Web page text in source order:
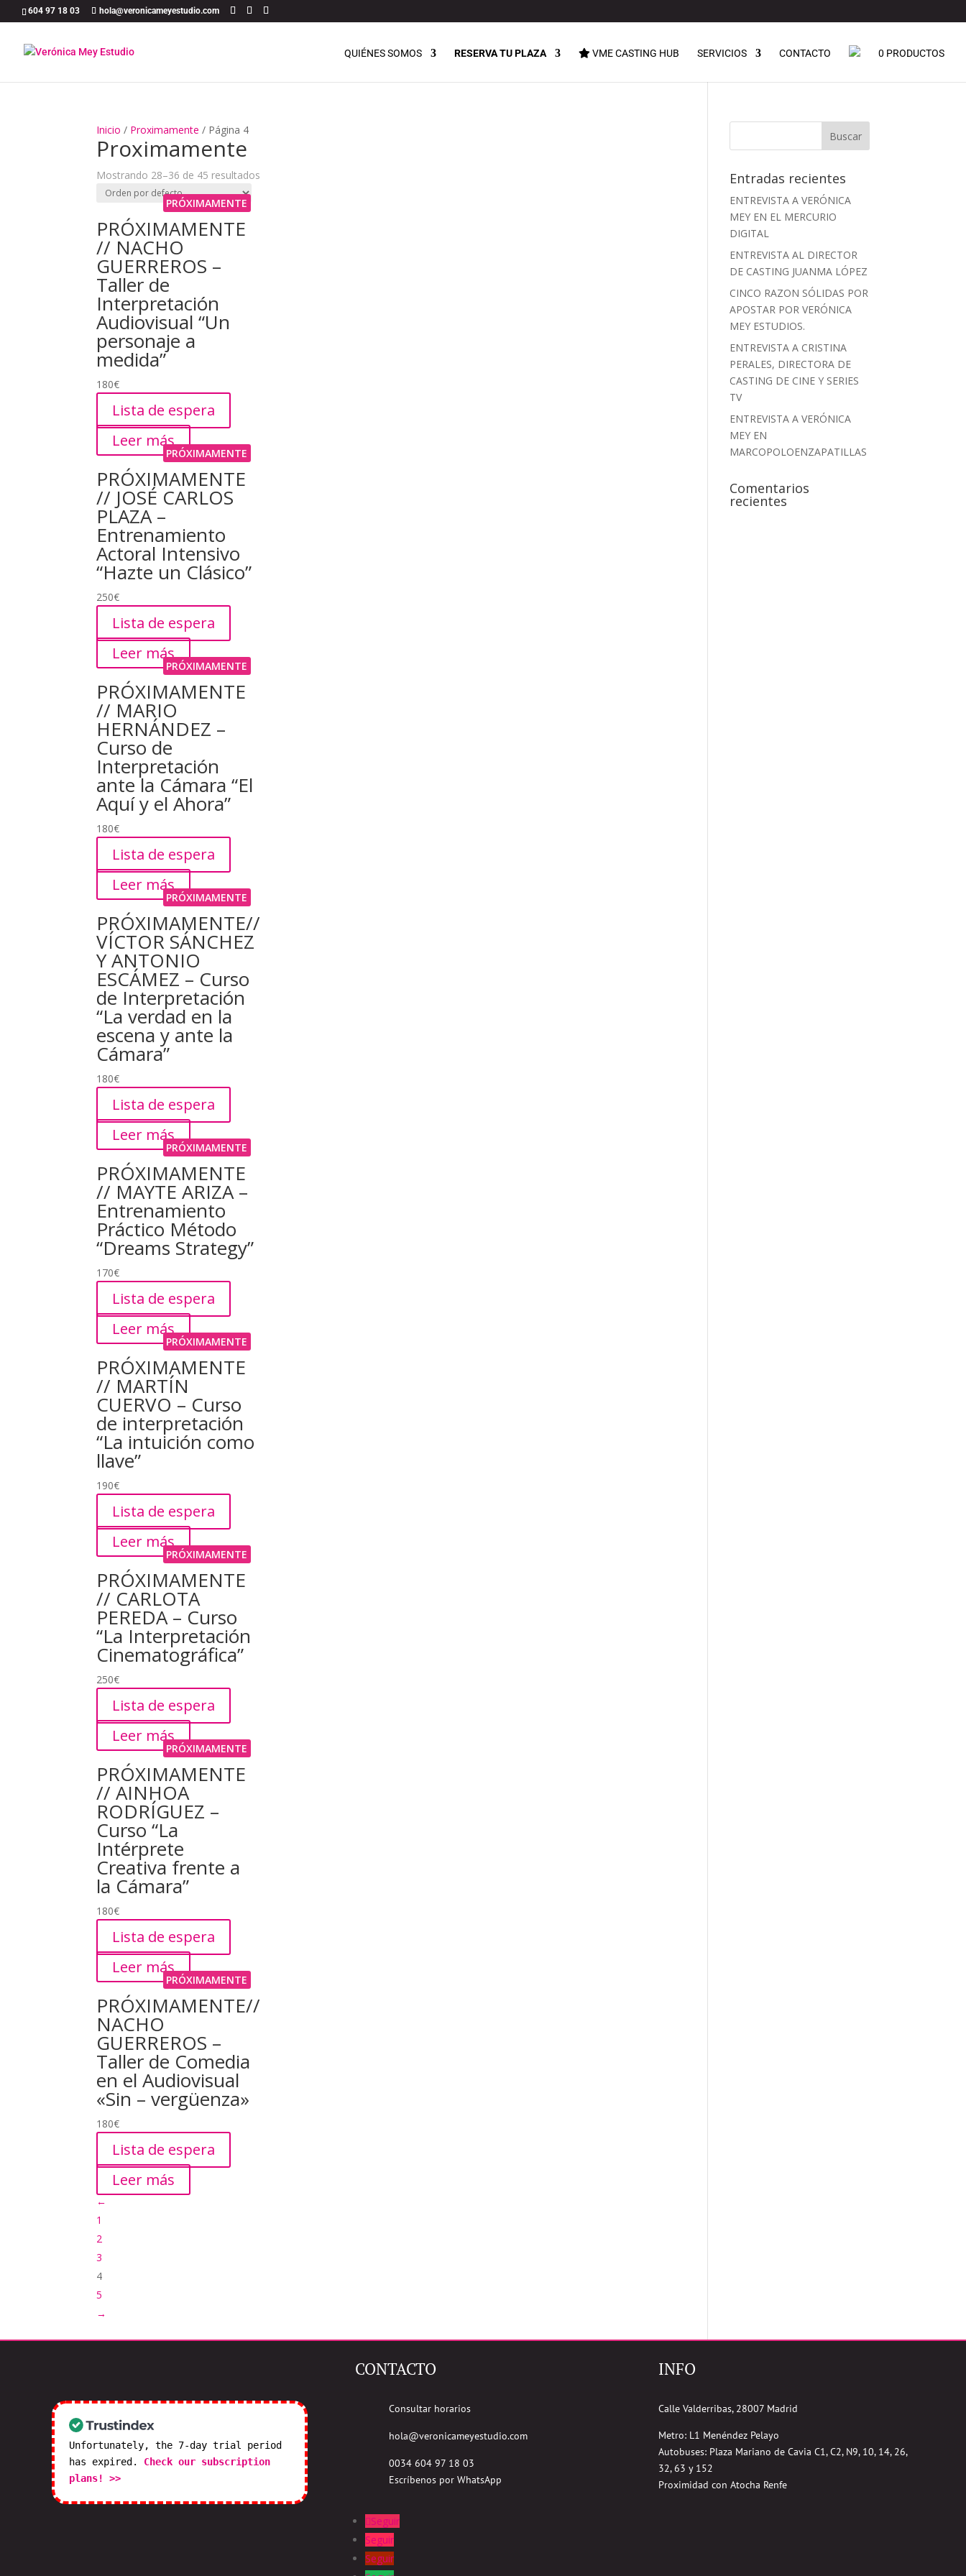
604 97 18 03 hola@veronicameyestudio.com
QUIÉNES SOMOS RESERVA TU PLAZA VME CASTING HUB SERVICIOS CONTACTO 0 PRODUCTOS
Inicio / Proximamente / Página 4
Proximamente
Mostrando 28–36 de 45 resultados
PRÓXIMAMENTE
PRÓXIMAMENTE
// NACHO
GUERREROS –
Taller de
Interpretación
Audiovisual “Un
personaje a
medida”
180€
Lista de espera
Leer más
PRÓXIMAMENTE
PRÓXIMAMENTE
// JOSÉ CARLOS
PLAZA –
Entrenamiento
Actoral Intensivo
“Hazte un Clásico”
250€
Lista de espera
Leer más
PRÓXIMAMENTE
PRÓXIMAMENTE
// MARIO
HERNÁNDEZ –
Curso de
Interpretación
ante la Cámara “El
Aquí y el Ahora”
180€
Lista de espera
Leer más
PRÓXIMAMENTE
PRÓXIMAMENTE//
VÍCTOR SÁNCHEZ
Y ANTONIO
ESCÁMEZ – Curso
de Interpretación
“La verdad en la
escena y ante la
Cámara”
180€
Lista de espera
Leer más
PRÓXIMAMENTE
PRÓXIMAMENTE
// MAYTE ARIZA –
Entrenamiento
Práctico Método
“Dreams Strategy”
170€
Lista de espera
Leer más
PRÓXIMAMENTE
PRÓXIMAMENTE
// MARTÍN
CUERVO – Curso
de interpretación
“La intuición como
llave”
190€
Lista de espera
Leer más
PRÓXIMAMENTE
PRÓXIMAMENTE
// CARLOTA
PEREDA – Curso
“La Interpretación
Cinematográfica”
250€
Lista de espera
Leer más
PRÓXIMAMENTE
PRÓXIMAMENTE
// AINHOA
RODRÍGUEZ –
Curso “La
Intérprete
Creativa frente a
la Cámara”
180€
Lista de espera
Leer más
PRÓXIMAMENTE
PRÓXIMAMENTE//
NACHO
GUERREROS –
Taller de Comedia
en el Audiovisual
«Sin – vergüenza»
180€
Lista de espera
Leer más
←
1
2
3
4
5
→
Entradas recientes
ENTREVISTA A VERÓNICA
MEY EN EL MERCURIO
DIGITAL
ENTREVISTA AL DIRECTOR
DE CASTING JUANMA LÓPEZ
CINCO RAZON SÓLIDAS POR
APOSTAR POR VERÓNICA
MEY ESTUDIOS.
ENTREVISTA A CRISTINA
PERALES, DIRECTORA DE
CASTING DE CINE Y SERIES
TV
ENTREVISTA A VERÓNICA
MEY EN
MARCOPOLOENZAPATILLAS
Comentarios
recientes
Unfortunately, the 7-day trial period
has expired. Check our subscription
plans! >>
CONTACTO
Consultar horarios
hola@veronicameyestudio.com
0034 604 97 18 03
Escríbenos por WhatsApp
Seguir
Seguir
Seguir
INFO
Calle Valderribas, 28007 Madrid
Metro: L1 Menéndez Pelayo
Autobuses: Plaza Mariano de Cavia C1, C2, N9, 10, 14, 26,
32, 63 y 152
Proximidad con Atocha Renfe